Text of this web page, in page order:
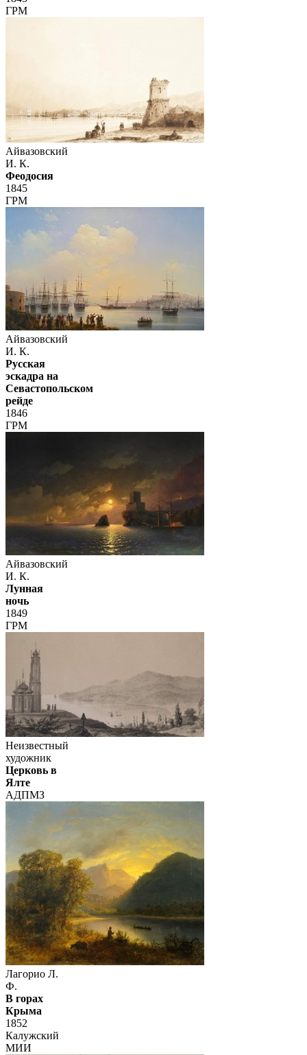
ГРМ
Айвазовский
И. К.
Феодосия
1845
ГРМ
Айвазовский
И. К.
Русская
эскадра на
Севастопольском
рейде
1846
ГРМ
Айвазовский
И. К.
Лунная
ночь
1849
ГРМ
Неизвестный
художник
Церковь в
Ялте
АДПМЗ
Лагорио Л.
Ф.
В горах
Крыма
1852
Калужский
МИИ